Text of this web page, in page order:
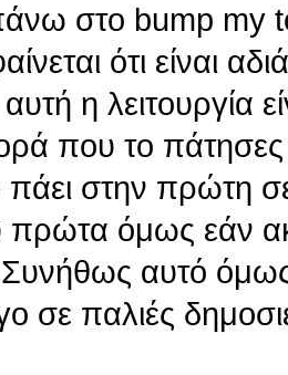
στο bump my
ότι είναι
αυτή η λειτουργία
που το πάτησες
στην πρώτη
πρώτα όμως εάν
αυτό όμως
σε παλιές